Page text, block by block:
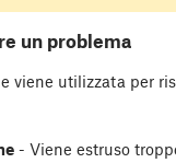
un problema
viene utilizzata per
- Viene estruso